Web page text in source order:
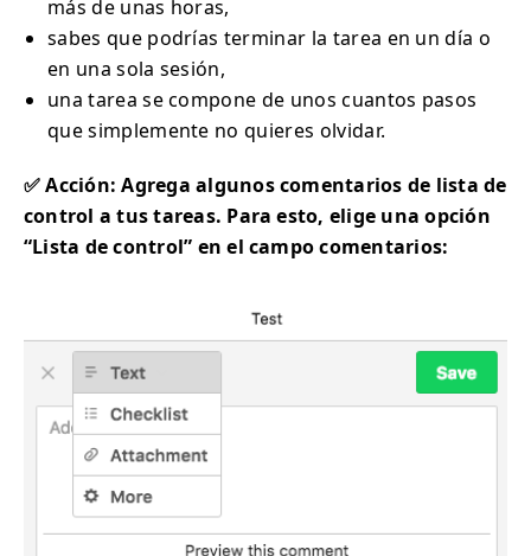
más de unas horas,
sabes que podrías terminar la tarea en un día o
en una sola sesión,
una tarea se compone de unos cuantos pasos
que simplemente no quieres olvidar.
✅ Acción: Agrega algunos comentarios de lista de
control a tus tareas. Para esto, elige una opción
“Lista de control” en el campo comentarios: